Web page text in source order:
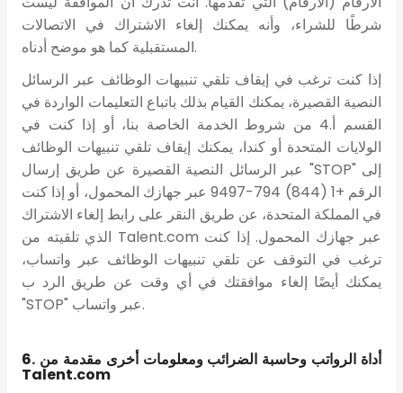
شرطًا للشراء، وأنه يمكنك إلغاء الاشتراك في الاتصالات
المستقبلية كما هو موضح أدناه.
إذا كنت ترغب في إيقاف تلقي تنبيهات الوظائف عبر الرسائل
النصية القصيرة، يمكنك القيام بذلك باتباع التعليمات الواردة في
القسم أ.4 من شروط الخدمة الخاصة بنا، أو إذا كنت في
الولايات المتحدة أو كندا، يمكنك إيقاف تلقي تنبيهات الوظائف
عبر الرسائل النصية القصيرة عن طريق إرسال "STOP" إلى
الرقم +1 (844) 794-9497 عبر جهازك المحمول، أو إذا كنت
في المملكة المتحدة، عن طريق النقر على رابط إلغاء الاشتراك
الذي تلقيته من Talent.com عبر جهازك المحمول. إذا كنت
ترغب في التوقف عن تلقي تنبيهات الوظائف عبر واتساب،
يمكنك أيضًا إلغاء موافقتك في أي وقت عن طريق الرد ب
"STOP" عبر واتساب.
6. أداة الرواتب وحاسبة الضرائب ومعلومات أخرى مقدمة من
Talent.com